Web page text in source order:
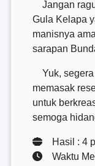
Jangan
Gula Kelapa
manisnya
sarapan
Yuk, segera
memasak
untuk
semoga
Hasil : 4
Waktu